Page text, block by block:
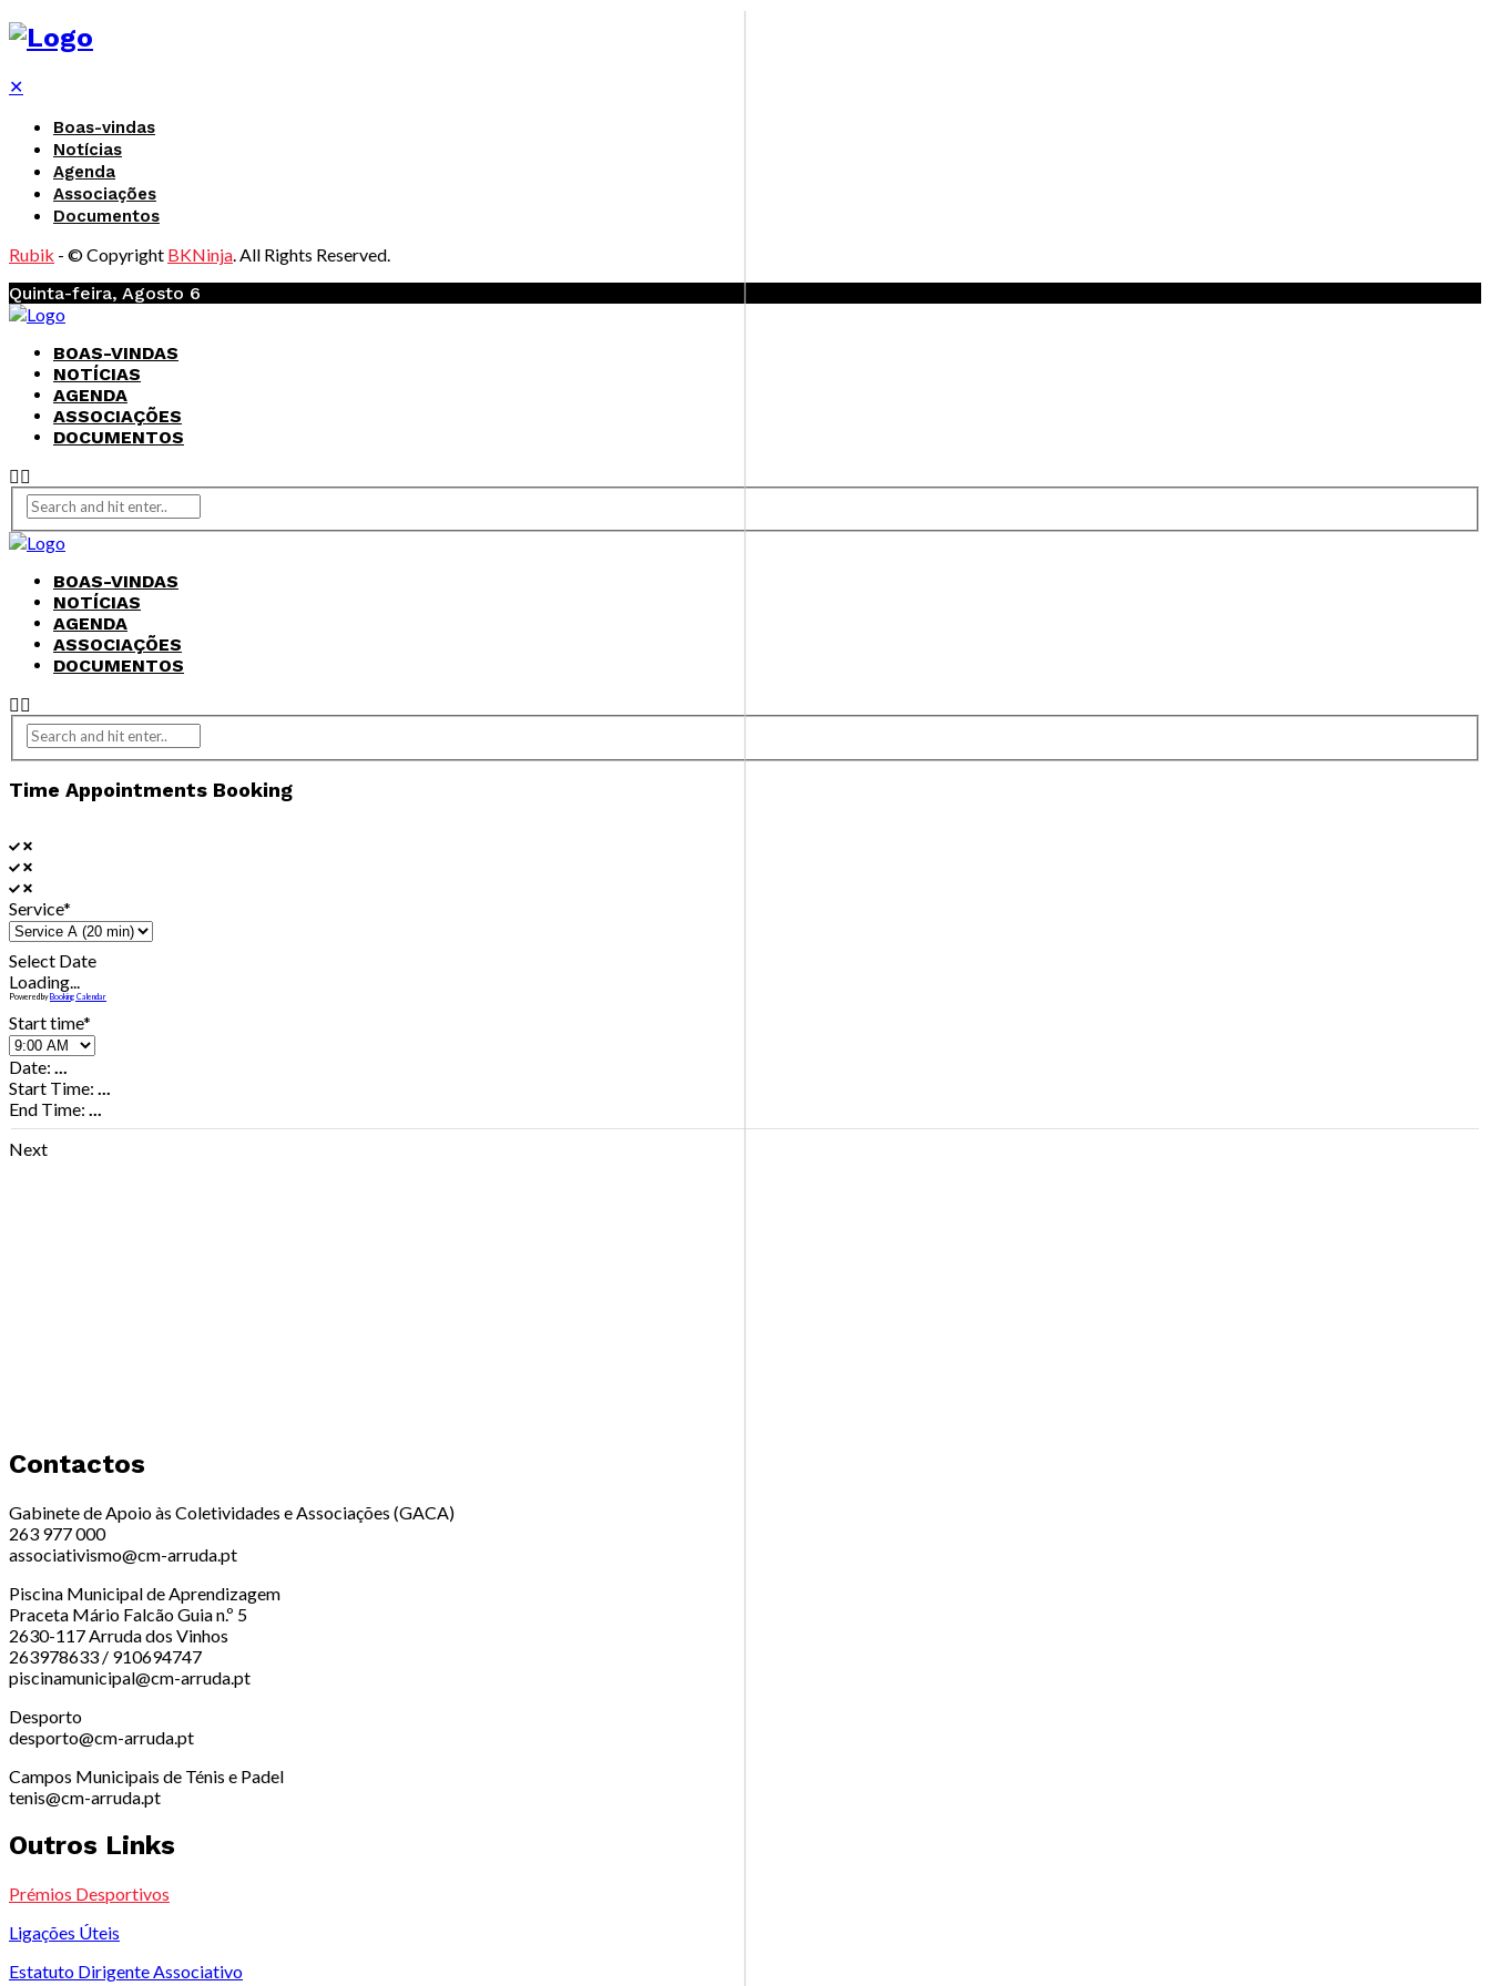
✕
Boas-vindas
Notícias
Agenda
Associações
Documentos
Rubik - © Copyright BKNinja. All Rights Reserved.
Quinta-feira, Agosto 6
BOAS-VINDAS
NOTÍCIAS
AGENDA
ASSOCIAÇÕES
DOCUMENTOS
BOAS-VINDAS
NOTÍCIAS
AGENDA
ASSOCIAÇÕES
DOCUMENTOS
Time Appointments Booking
Service*
Select Date
Loading...
Powered by Booking Calendar
Start time*
Date: ...
Start Time: ...
End Time: ...
Next
Contactos
Gabinete de Apoio às Coletividades e Associações (GACA)
263 977 000
associativismo@cm-arruda.pt
Piscina Municipal de Aprendizagem
Praceta Mário Falcão Guia n.º 5
2630-117 Arruda dos Vinhos
263978633 / 910694747
piscinamunicipal@cm-arruda.pt
Desporto
desporto@cm-arruda.pt
Campos Municipais de Ténis e Padel
tenis@cm-arruda.pt
Outros Links
Prémios Desportivos
Ligações Úteis
Estatuto Dirigente Associativo